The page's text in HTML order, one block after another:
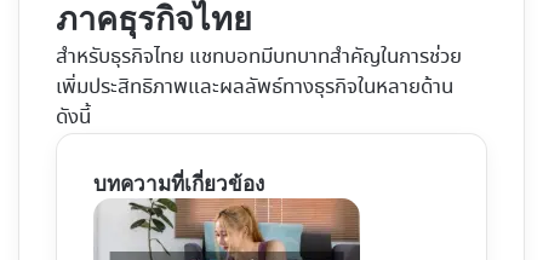
ภาคธุรกิจไทย
สำหรับธุรกิจไทย แชทบอทมีบทบาทสำคัญในการช่วย
เพิ่มประสิทธิภาพและผลลัพธ์ทางธุรกิจในหลายด้าน
ดังนี้
บทความที่เกี่ยวข้อง